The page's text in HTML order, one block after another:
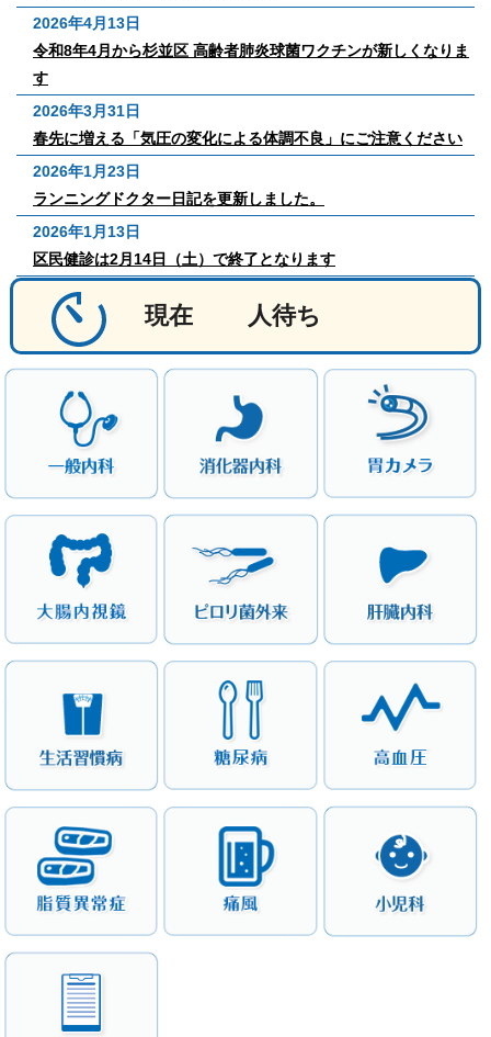
2026年4月13日
令和8年4月から杉並区 高齢者肺炎球菌ワクチンが新しくなりま
す
2026年3月31日
春先に増える「気圧の変化による体調不良」にご注意ください
2026年1月23日
ランニングドクター日記を更新しました。
2026年1月13日
区民健診は2月14日（土）で終了となります
現在 人待ち